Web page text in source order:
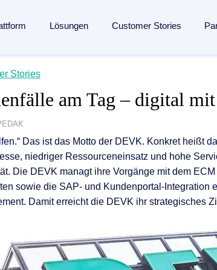
Content Automation
bis zur Archivierung: Eine KI-gestützte
→
mit SAP
Lösungen
Fertigungsindustrie
Versicherungen
Logistik
Alle Branchen
Customer Stories
Partner finden
Partner Portal
Mitgliedschaften
Blog
Webinare
Ressourcen
Events
Glossar
Stories
am Tag – digital
Das ist das Motto der DEVK. Konkret heißt
niedriger Ressourceneinsatz und hohe
Die DEVK managt ihre Vorgänge mit dem
sowie die SAP- und Kundenportal-Integration
Damit erreicht die DEVK ihr strategisches